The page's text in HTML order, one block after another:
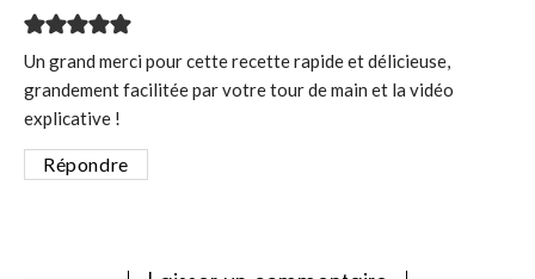
Un grand merci pour cette recette rapide et délicieuse,
grandement facilitée par votre tour de main et la vidéo
explicative !
Répondre